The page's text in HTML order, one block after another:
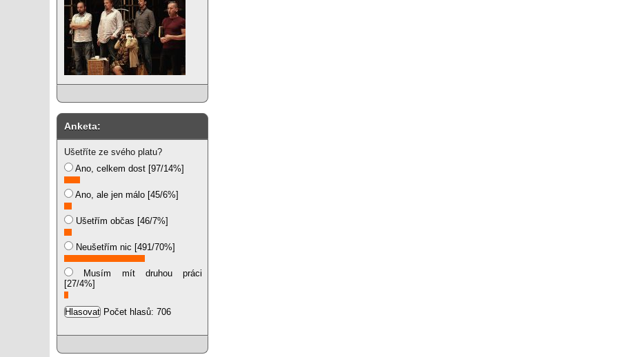
Anketa:
Ušetříte ze svého platu?
Ano, celkem dost [97/14%]
Ano, ale jen málo [45/6%]
Ušetřím občas [46/7%]
Neušetřím nic [491/70%]
Musím mít druhou práci
[27/4%]
Počet hlasů: 706